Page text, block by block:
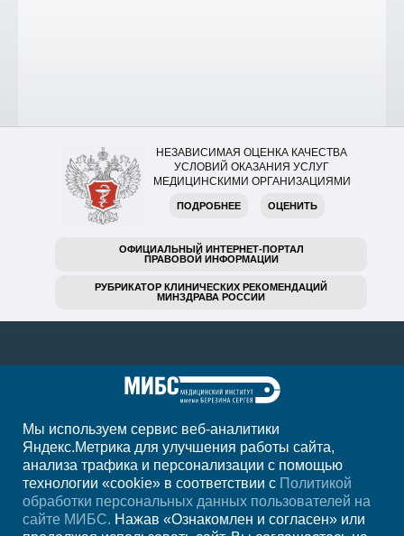
НЕЗАВИСИМАЯ ОЦЕНКА КАЧЕСТВА
УСЛОВИЙ ОКАЗАНИЯ УСЛУГ
МЕДИЦИНСКИМИ ОРГАНИЗАЦИЯМИ
ПОДРОБНЕЕ ОЦЕНИТЬ
ОФИЦИАЛЬНЫЙ ИНТЕРНЕТ-ПОРТАЛ
ПРАВОВОЙ ИНФОРМАЦИИ
РУБРИКАТОР КЛИНИЧЕСКИХ РЕКОМЕНДАЦИЙ
МИНЗДРАВА РОССИИ
+7 (342) 215-11-55
РегионПермь
Мы используем сервис веб-аналитики
Яндекс.Метрика для улучшения работы сайта,
анализа трафика и персонализации с помощью
технологии «cookie» в соответствии с Политикой
обработки персональных данных пользователей на
сайте МИБС. Нажав «Ознакомлен и согласен» или